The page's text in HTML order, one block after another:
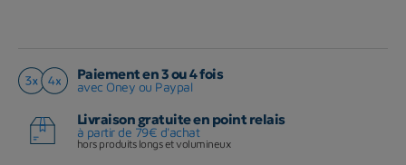
Paiement en 3 ou 4 fois
avec Oney ou Paypal
Livraison gratuite en point relais
à partir de 79€ d'achat
hors produits longs et volumineux